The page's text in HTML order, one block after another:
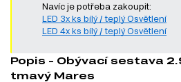
Navíc je potřeba zakoupit:
LED 3x ks bílý / teplý Osvětlení
LED 4x ks bílý / teplý Osvětlení
Popis - Obývací sestava
tmavý Mares